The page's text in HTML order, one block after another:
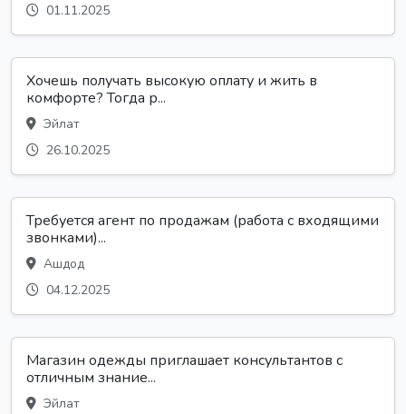
01.11.2025
Хочешь получать высокую оплату и жить в
комфорте? Тогда р...
Эйлат
26.10.2025
Требуется агент по продажам (работа с входящими
звонками)...
Ашдод
04.12.2025
Магазин одежды приглашает консультантов с
отличным знание...
Эйлат